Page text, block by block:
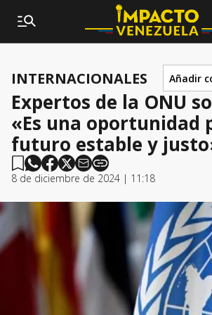
INTERNACIONALES Añadir
Expertos de la ONU
«Es una oportunidad
futuro estable y
8 de diciembre de 2024 | 11:18